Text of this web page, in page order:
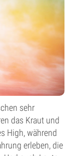
sehr
das Kraut und
High, während
erleben, die